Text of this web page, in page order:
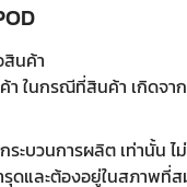
สินค้า
ในกรณีที่สินค้า เกิดจา
บวนการผลิต เท่านั้น ไม่
ดและต้องอยู่ในสภาพที่